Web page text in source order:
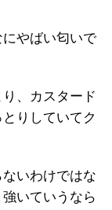
やばい匂いで
、カスタード
りしていてク
いわけではな
いていうなら